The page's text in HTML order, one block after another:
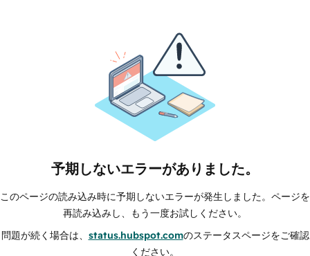
予期しないエラーがありました。
このページの読み込み時に予期しないエラーが発生しました。ページを
再読み込みし、もう一度お試しください。
問題が続く場合は、 status.hubspot.comのステータスページをご確認
ください。